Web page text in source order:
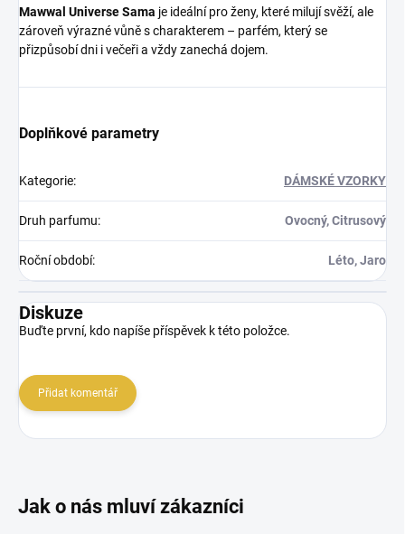
Mawwal Universe Sama je ideální pro ženy, které milují svěží, ale
zároveň výrazné vůně s charakterem – parfém, který se
přizpůsobí dni i večeři a vždy zanechá dojem.
Doplňkové parametry
Kategorie: DÁMSKÉ VZORKY
Druh parfumu: Ovocný, Citrusový
Roční období: Léto, Jaro
Diskuze
Buďte první, kdo napíše příspěvek k této položce.
Přidat komentář